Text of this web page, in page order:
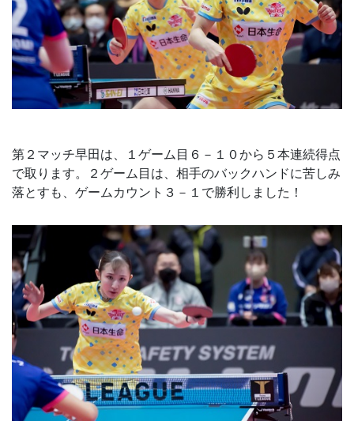
第２マッチ早田は、１ゲーム目６－１０から５本連続得点
で取ります。２ゲーム目は、相手のバックハンドに苦しみ
落とすも、ゲームカウント３－１で勝利しました！